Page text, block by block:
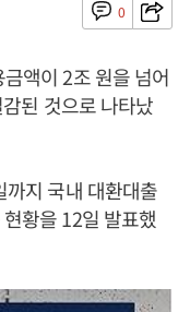
0
액이 2조 원을 넘어
된 것으로 나타났
지 국내 대환대출
황을 12일 발표했